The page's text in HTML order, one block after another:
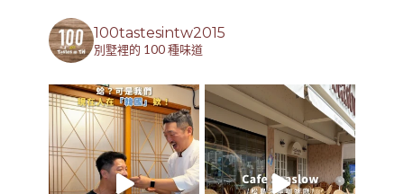
100tastesintw2015
別墅裡的 100 種味道